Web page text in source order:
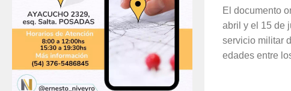
El documento
abril y el 15 de
servicio militar
edades entre